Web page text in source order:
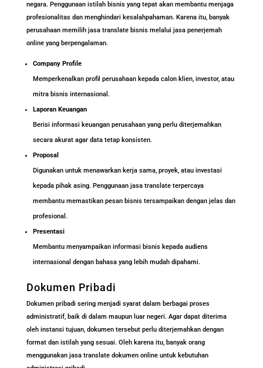
negara. Penggunaan istilah bisnis yang tepat akan membantu menjaga
profesionalitas dan menghindari kesalahpahaman. Karena itu, banyak
perusahaan memilih jasa translate bisnis melalui jasa penerjemah
online yang berpengalaman.
Company Profile
Memperkenalkan profil perusahaan kepada calon klien, investor, atau
mitra bisnis internasional.
Laporan Keuangan
Berisi informasi keuangan perusahaan yang perlu diterjemahkan
secara akurat agar data tetap konsisten.
Proposal
Digunakan untuk menawarkan kerja sama, proyek, atau investasi
kepada pihak asing. Penggunaan jasa translate terpercaya
membantu memastikan pesan bisnis tersampaikan dengan jelas dan
profesional.
Presentasi
Membantu menyampaikan informasi bisnis kepada audiens
internasional dengan bahasa yang lebih mudah dipahami.
Dokumen Pribadi
Dokumen pribadi sering menjadi syarat dalam berbagai proses
administratif, baik di dalam maupun luar negeri. Agar dapat diterima
oleh instansi tujuan, dokumen tersebut perlu diterjemahkan dengan
format dan istilah yang sesuai. Oleh karena itu, banyak orang
menggunakan jasa translate dokumen online untuk kebutuhan